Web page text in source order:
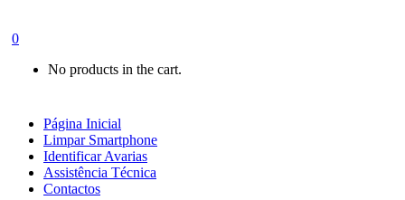
0
No products in the cart.
Página Inicial
Limpar Smartphone
Identificar Avarias
Assistência Técnica
Contactos